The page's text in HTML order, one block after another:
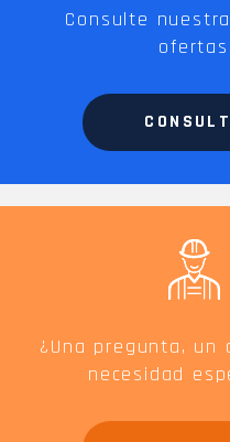
Consulte
ofertas
¿Una pregunta, un
necesidad